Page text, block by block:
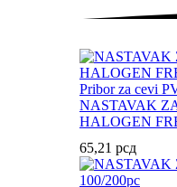
Pribor za cevi
NASTAVAK
HALOGEN
65,21 рсд